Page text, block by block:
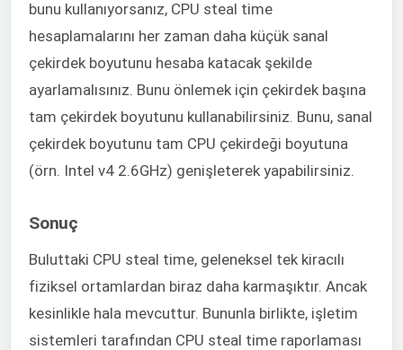
bunu kullanıyorsanız, CPU steal time
hesaplamalarını her zaman daha küçük sanal
çekirdek boyutunu hesaba katacak şekilde
ayarlamalısınız. Bunu önlemek için çekirdek başına
tam çekirdek boyutunu kullanabilirsiniz. Bunu, sanal
çekirdek boyutunu tam CPU çekirdeği boyutuna
(örn. Intel v4 2.6GHz) genişleterek yapabilirsiniz.
Sonuç
Buluttaki CPU steal time, geleneksel tek kiracılı
fiziksel ortamlardan biraz daha karmaşıktır. Ancak
kesinlikle hala mevcuttur. Bununla birlikte, işletim
sistemleri tarafından CPU steal time raporlaması